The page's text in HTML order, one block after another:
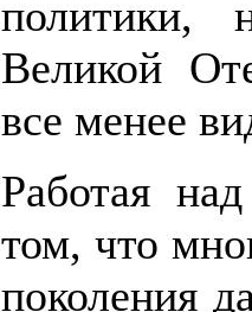
политики,
Великой
все менее
Работая
том, что
поколения